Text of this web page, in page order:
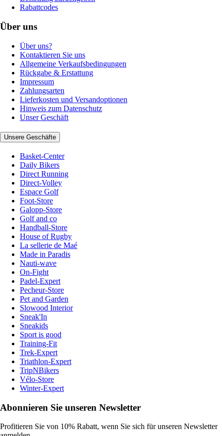
Rabattcodes
Über uns
Über uns?
Kontaktieren Sie uns
Allgemeine Verkaufsbedingungen
Rückgabe & Erstattung
Impressum
Zahlungsarten
Lieferkosten und Versandoptionen
Hinweis zum Datenschutz
Unser Geschäft
Unsere Geschäfte
Basket-Center
Daily Bikers
Direct Running
Direct-Volley
Espace Golf
Foot-Store
Galopp-Store
Golf and co
Handball-Store
House of Rugby
La sellerie de Maé
Made in Paradis
Nauti-wave
On-Fight
Padel-Expert
Pecheur-Store
Pet and Garden
Slowood Interior
Sneak'In
Sneakids
Sport is good
Training-Fit
Trek-Expert
Triathlon-Expert
TripNBikers
Vélo-Store
Winter-Expert
Abonnieren Sie unseren Newsletter
Profitieren Sie von 10% Rabatt, wenn Sie sich für unseren Newsletter